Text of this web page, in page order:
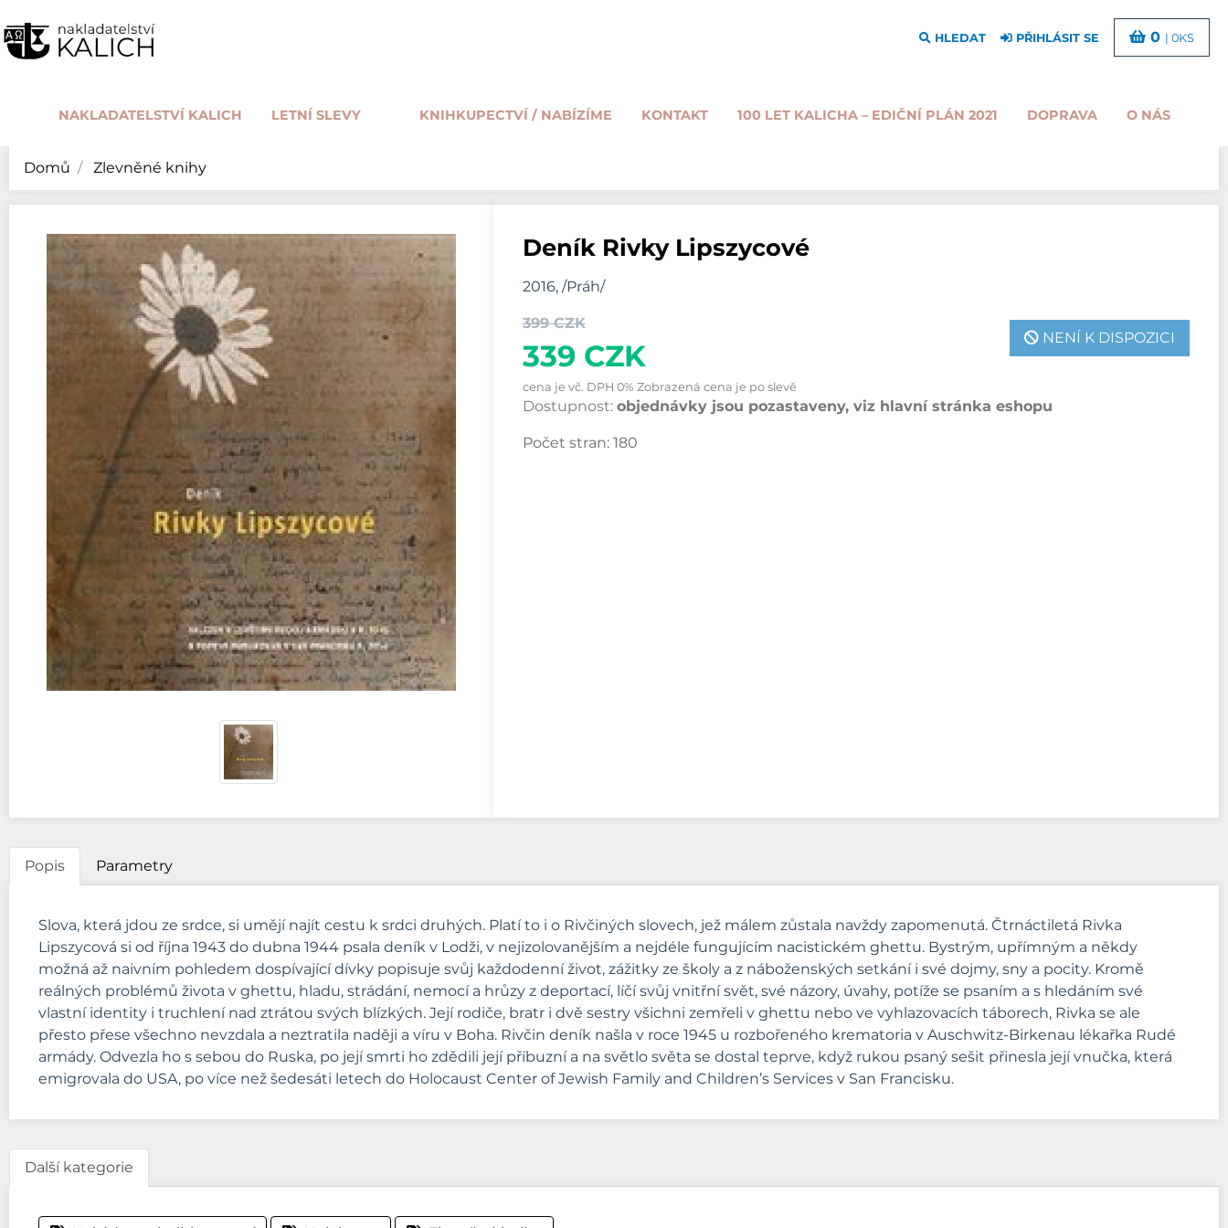
NAKLADATELSTVÍ KALICH LETNÍ SLEVY KNIHKUPECTVÍ / NABÍZÍME KONTAKT 100 LET KALICHA – EDIČNÍ PLÁN 2021 DOPRAVA O NÁS
HLEDAT PŘIHLÁSIT SE 0 | 0KS
Domů Zlevněné knihy
Deník Rivky Lipszycové
2016, /Práh/
399 CZK
339 CZK
NENÍ K DISPOZICI
cena je vč. DPH 0% Zobrazená cena je po slevě
Dostupnost: objednávky jsou pozastaveny, viz hlavní stránka eshopu
Počet stran: 180
Popis Parametry
Slova, která jdou ze srdce, si umějí najít cestu k srdci druhých. Platí to i o Rivčiných slovech, jež málem zůstala navždy zapomenutá. Čtrnáctiletá Rivka
Lipszycová si od října 1943 do dubna 1944 psala deník v Lodži, v nejizolovanějším a nejdéle fungujícím nacistickém ghettu. Bystrým, upřímným a někdy
možná až naivním pohledem dospívající dívky popisuje svůj každodenní život, zážitky ze školy a z náboženských setkání i své dojmy, sny a pocity. Kromě
reálných problémů života v ghettu, hladu, strádání, nemocí a hrůzy z deportací, líčí svůj vnitřní svět, své názory, úvahy, potíže se psaním a s hledáním své
vlastní identity i truchlení nad ztrátou svých blízkých. Její rodiče, bratr i dvě sestry všichni zemřeli v ghettu nebo ve vyhlazovacích táborech, Rivka se ale
přesto přese všechno nevzdala a neztratila naději a víru v Boha. Rivčin deník našla v roce 1945 u rozbořeného krematoria v Auschwitz-Birkenau lékařka Rudé
armády. Odvezla ho s sebou do Ruska, po její smrti ho zdědili její příbuzní a na světlo světa se dostal teprve, když rukou psaný sešit přinesla její vnučka, která
emigrovala do USA, po více než šedesáti letech do Holocaust Center of Jewish Family and Children’s Services v San Francisku.
Další kategorie